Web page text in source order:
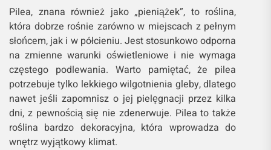
Pilea, znana również jako „pieniążek”, to roślina,
która dobrze rośnie zarówno w miejscach z pełnym
słońcem, jak i w półcieniu. Jest stosunkowo odporna
na zmienne warunki oświetleniowe i nie wymaga
częstego podlewania. Warto pamiętać, że pilea
potrzebuje tylko lekkiego wilgotnienia gleby, dlatego
nawet jeśli zapomnisz o jej pielęgnacji przez kilka
dni, z pewnością się nie zdenerwuje. Pilea to także
roślina bardzo dekoracyjna, która wprowadza do
wnętrz wyjątkowy klimat.